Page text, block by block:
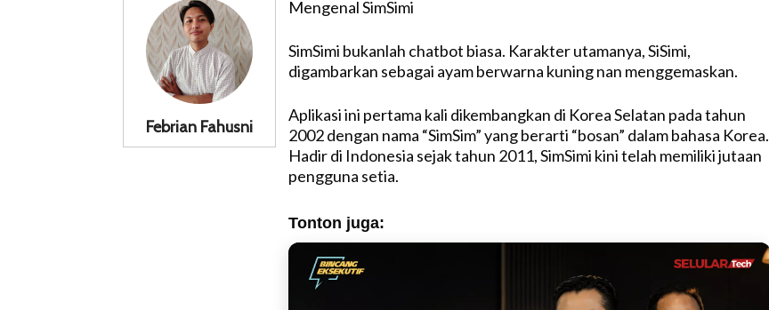
Febrian Fahusni
u
t
Mengenal SimSimi
SimSimi bukanlah chatbot biasa. Karakter utamanya, SiSimi,
digambarkan sebagai ayam berwarna kuning nan menggemaskan.
Aplikasi ini pertama kali dikembangkan di Korea Selatan pada tahun
2002 dengan nama “SimSim” yang berarti “bosan” dalam bahasa Korea.
Hadir di Indonesia sejak tahun 2011, SimSimi kini telah memiliki jutaan
pengguna setia.
Tonton juga: